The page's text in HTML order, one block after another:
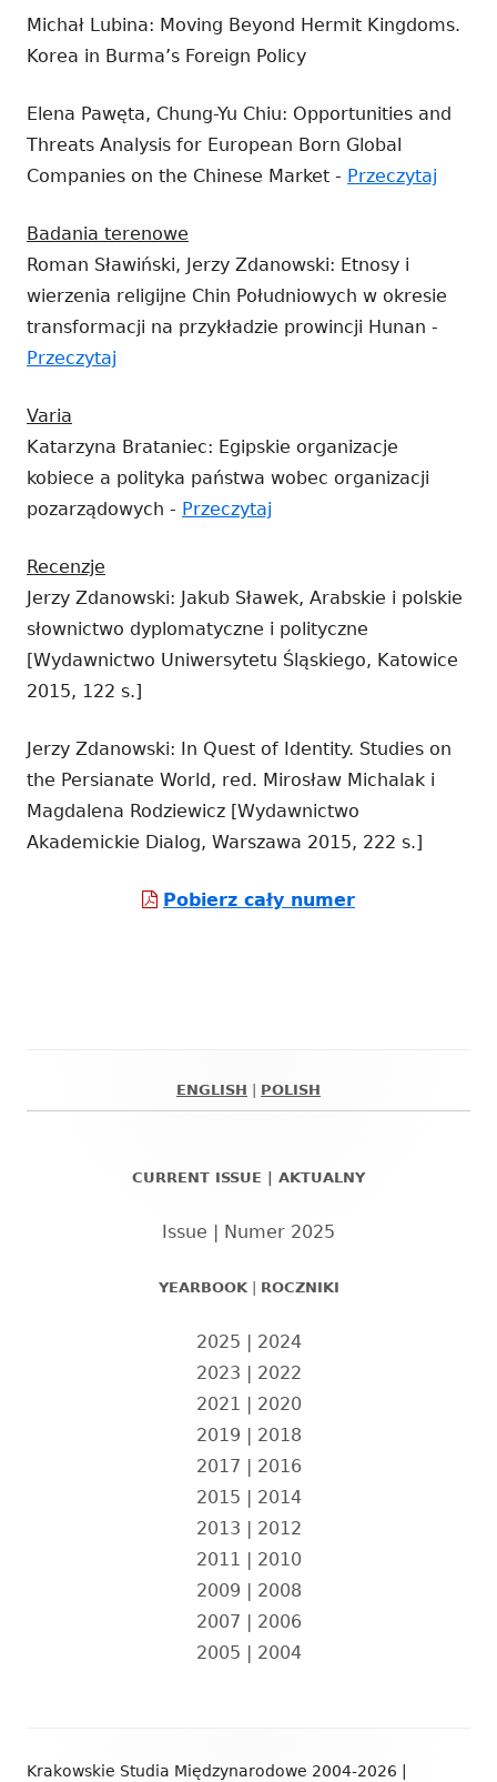
Michał Lubina: Moving Beyond Hermit Kingdoms.
Korea in Burma’s Foreign Policy
Elena Pawęta, Chung-Yu Chiu: Opportunities and
Threats Analysis for European Born Global
Companies on the Chinese Market - Przeczytaj
oknie
Badania terenowe
Roman Sławiński, Jerzy Zdanowski: Etnosy i
wierzenia religijne Chin Południowych w okresie
transformacji na przykładzie prowincji Hunan -
Przeczytaj
w
nowym
oknie
Varia
Katarzyna Brataniec: Egipskie organizacje
kobiece a polityka państwa wobec organizacji
pozarządowych - Przeczytaj
w
nowym
oknie
Recenzje
Jerzy Zdanowski: Jakub Sławek, Arabskie i polskie
słownictwo dyplomatyczne i polityczne
[Wydawnictwo Uniwersytetu Śląskiego, Katowice
2015, 122 s.]
Jerzy Zdanowski: In Quest of Identity. Studies on
the Persianate World, red. Mirosław Michalak i
Magdalena Rodziewicz [Wydawnictwo
Akademickie Dialog, Warszawa 2015, 222 s.]
Pobierz cały numerStrona
ENGLISH POLISH
CURRENT ISSUE | AKTUALNY
Issue | Numer 2025
YEARBOOK| ROCZNIKI
2025 | 2024
2023 | 2022
2021 | 2020
2019 | 2018
2017 | 2016
2015 | 2014
2013 | 2012
2011 | 2010
2009 | 2008
2007 | 2006
2005 | 2004
Krakowskie Studia Międzynarodowe 2004-2026 |